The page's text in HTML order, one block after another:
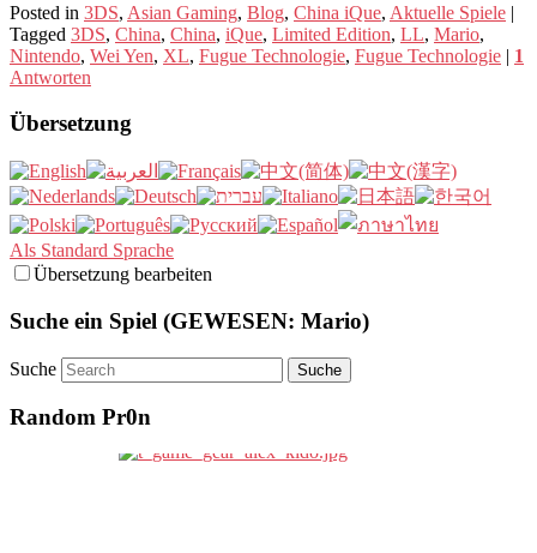
Posted in 3DS, Asian Gaming, Blog, China iQue, Aktuelle Spiele |
Tagged 3DS, China, China, iQue, Limited Edition, LL, Mario,
Nintendo, Wei Yen, XL, Fugue Technologie, Fugue Technologie | 1
Antworten
Übersetzung
Als Standard Sprache
Übersetzung bearbeiten
Suche ein Spiel (GEWESEN: Mario)
Suche
Random Pr0n